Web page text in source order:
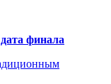
финала